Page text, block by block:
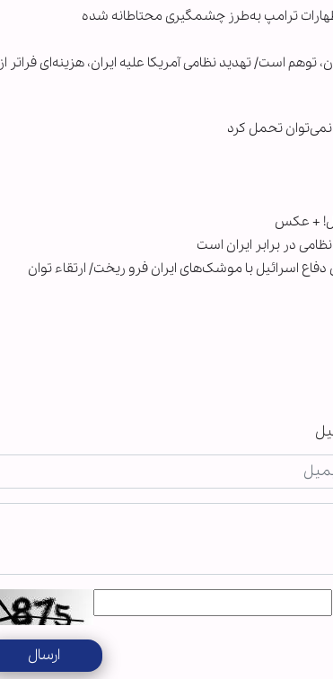
ترامپ به‌طرز چشمگیری محتاطانه شده
توهم است/ تهدید نظامی آمریکا علیه ایران، هزینه‌ای فراتر از
تحمل کرد
+ عکس
در برابر ایران است
دفاع اسرائیل با موشک‌های ایران فرو ریخت/ ارتقاء توان
ارسال